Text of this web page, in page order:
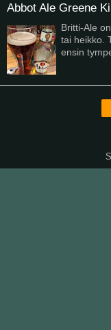
Abbot Ale Greene
Britti-Ale
tai heikko.
ensin